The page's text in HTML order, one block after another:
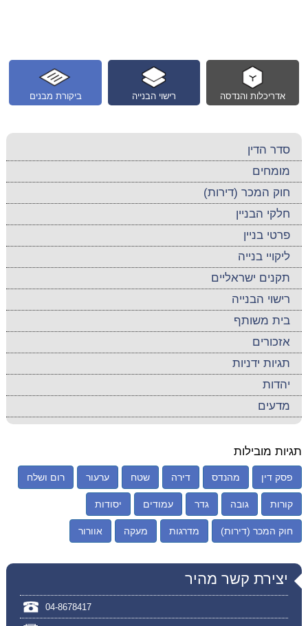
ביקורת מבנים רישוי הבנייה אדריכלות והנדסה
סדר הדין
מומחים
חוק המכר (דירות)
חלקי הבניין
פרטי בניין
ליקויי בנייה
תקנים ישראליים
רישוי הבנייה
בית משותף
אזכורים
תגיות ידניות
יהדות
מדעים
תגיות מובילות
פסק דין מהנדס דירה שטח ערעור רום ושלח
קורות גובה גדר עמודים יסודות
חוק המכר (דירות) מדרגות מעקה אוורור
יצירת קשר מהיר
04-8678417